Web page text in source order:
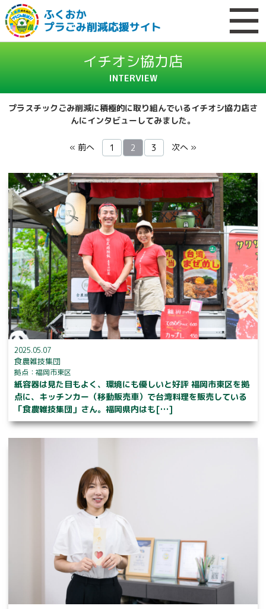
イチオシ協力店
INTERVIEW
プラスチックごみ削減に積極的に取り組んでいるイチオシ協力店さ
んにインタビューしてみました。
« 前へ 1 2 3 次へ »
2025.05.07
食農雑技集団
拠点：福岡市東区
紙容器は見た目もよく、環境にも優しいと好評 福岡市東区を拠
点に、キッチンカー（移動販売車）で台湾料理を販売している
「食農雑技集団」さん。福岡県内はも[…]